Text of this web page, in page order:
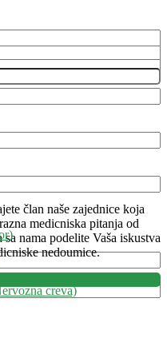
član naše zajednice koja
medicniska pitanja od
nama podelite Vaša iskustva
nedoumice.
creva)